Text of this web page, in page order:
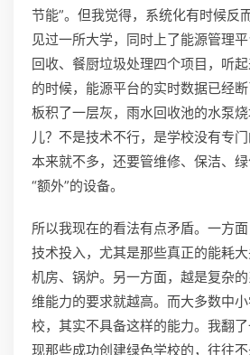
节能”。但我觉得，系统化有时候反
见过一所大学，同时上了能源管理
回收、餐厨垃圾处理四个项目，听
的时候，能源平台的实时数据已经
板积了一层灰，雨水回收池的水泵
儿？不是技术不行，是学校没有专
本来就不多，还要管维修、保洁、
“额外”的设备。
所以我现在的看法有点矛盾。一方
技术投入，尤其是那些真正的能耗
机房、锅炉。另一方面，越是复杂
维能力的要求就越高。而大多数中
校，其实不具备这样的能力。我翻
现那些成功创建绿色学校的，往往